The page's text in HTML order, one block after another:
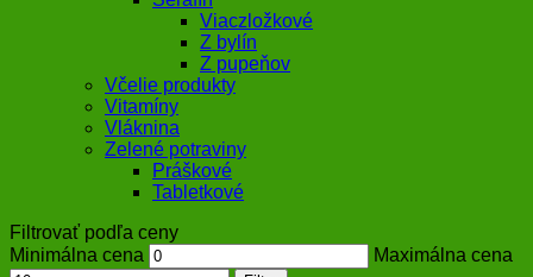
Viaczložkové
Z bylín
Z pupeňov
Včelie produkty
Vitamíny
Vláknina
Zelené potraviny
Práškové
Tabletkové
Filtrovať podľa ceny
Minimálna cena
Maximálna cena